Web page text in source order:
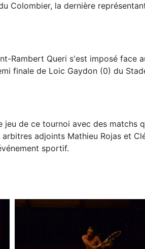
Colombier, la dernière
Rambert Queri s'est imposé face
finale de Loic Gaydon (0) du
de ce tournoi avec des matchs
adjoints Mathieu Rojas et
sportif.